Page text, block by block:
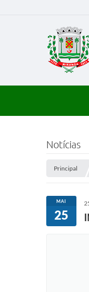
Notícias
Principal
MAI
25